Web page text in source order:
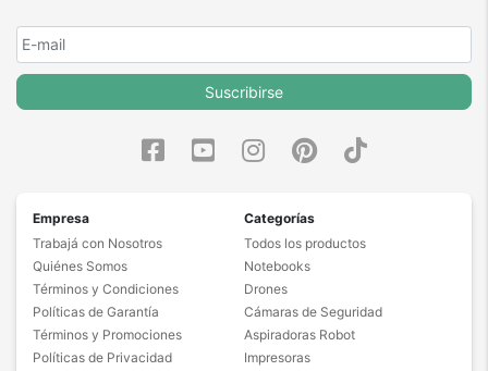
Suscribirse
Empresa
Trabajá con Nosotros
Quiénes Somos
Términos y Condiciones
Políticas de Garantía
Términos y Promociones
Políticas de Privacidad
Categorías
Todos los productos
Notebooks
Drones
Cámaras de Seguridad
Aspiradoras Robot
Impresoras